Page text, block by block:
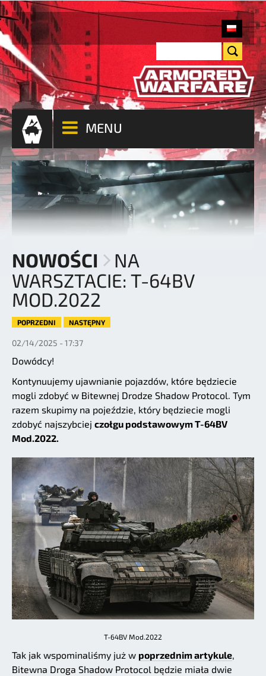
MENU
NOWOŚCI
NA
WARSZTACIE: T-64BV
MOD.2022
POPRZEDNI NASTĘPNY
02/14/2025 - 17:37
Dowódcy!
Kontynuujemy ujawnianie pojazdów, które będziecie
mogli zdobyć w Bitewnej Drodze Shadow Protocol. Tym
razem skupimy na pojeździe, który będziecie mogli
zdobyć najszybciej czołgu podstawowym T-64BV
Mod.2022.
T-64BV Mod.2022
Tak jak wspominaliśmy już w poprzednim artykule,
Bitewna Droga Shadow Protocol będzie miała dwie